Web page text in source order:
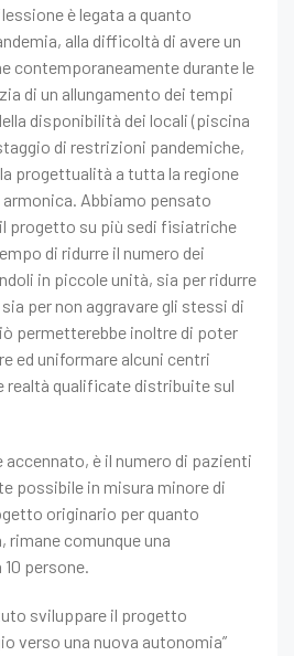
è legata a quanto
alla difficoltà di avere un
contemporaneamente durante le
di un allungamento dei tempi
disponibilità dei locali (piscina
di restrizioni pandemiche,
progettualità a tutta la regione
Abbiamo pensato
progetto su più sedi fisiatriche
di ridurre il numero dei
in piccole unità, sia per ridurre
per non aggravare gli stessi di
permetterebbe inoltre di poter
ed uniformare alcuni centri
realtà qualificate distribuite sul
è il numero di pazienti
possibile in misura minore di
originario per quanto
rimane comunque una
persone.
sviluppare il progetto
verso una nuova autonomia”